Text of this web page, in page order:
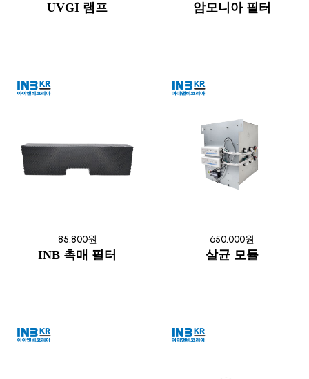
UVGI 램프 암모니아 필터
85,800원
INB 촉매 필터
650,000원
살균 모듈